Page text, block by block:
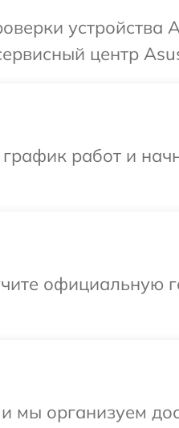
устройства
центр
работ и
официальную
мы организуем